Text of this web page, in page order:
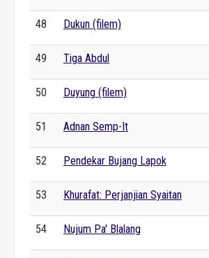
48 Dukun (filem)
49 Tiga Abdul
50 Duyung (filem)
51 Adnan Semp-It
52 Pendekar Bujang Lapok
53 Khurafat: Perjanjian Syaitan
54 Nujum Pa' Blalang